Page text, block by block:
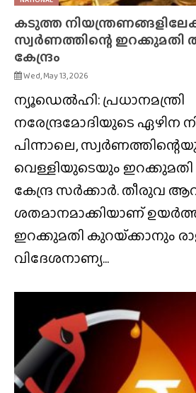
കടുത്ത
സ്വർണത്തിന്റെ ഇറക്കുമതി
കേന്ദ്രം
Wed, May 13, 2026
ന്യൂഡെൽഹി: പ്രധാനമന്ത്രി
നരേന്ദ്രമോദിയുടെ ഏഴിന
പിന്നാലെ,
വെള്ളിയുടെയും ഇറക്കുമതി
കേന്ദ്ര സർക്കാർ. തീരുവ
ശതമാനമാക്കിയാണ്
ഇറക്കുമതി കുറയ്‌ക്കാനും
വിദേശനാണ്യ...